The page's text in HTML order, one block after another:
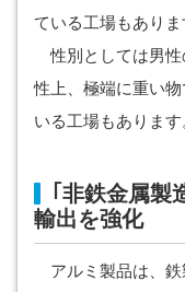
ている工場もありま
性別としては男性
性上、極端に重い
いる工場もあります
｢非鉄金属製
輸出を強化
アルミ製品は、鉄